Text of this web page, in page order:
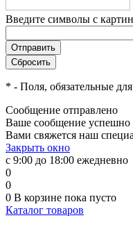
Введите символы с
* - Поля, обязательные
Сообщение отправлено
Ваше сообщение успешно
Вами свяжется наш
Закрыть окно
с 9:00 до 18:00 ежедневно
0
0
0 В корзине пока пусто
Каталог товаров